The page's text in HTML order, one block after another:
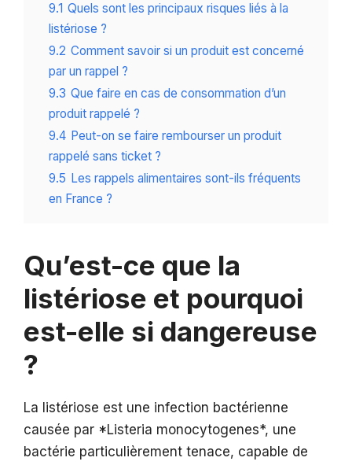
9.1 Quels sont les principaux risques liés à la
listériose ?
9.2 Comment savoir si un produit est concerné
par un rappel ?
9.3 Que faire en cas de consommation d’un
produit rappelé ?
9.4 Peut-on se faire rembourser un produit
rappelé sans ticket ?
9.5 Les rappels alimentaires sont-ils fréquents
en France ?
Qu’est-ce que la
listériose et pourquoi
est-elle si dangereuse
?
La listériose est une infection bactérienne
causée par *Listeria monocytogenes*, une
bactérie particulièrement tenace, capable de